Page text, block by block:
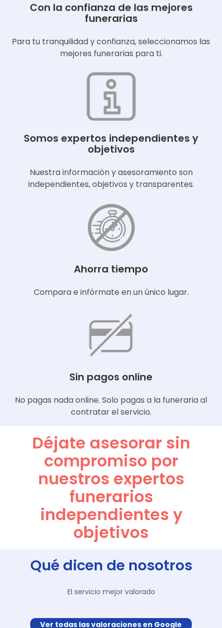
Con la confianza de las mejores
funerarias
Para tu tranquilidad y confianza, seleccionamos las
mejores funerarias para ti.
Somos expertos independientes y
objetivos
Nuestra información y asesoramiento son
independientes, objetivos y transparentes.
Ahorra tiempo
Compara e infórmate en un único lugar.
Sin pagos online
No pagas nada online. Solo pagas a la funeraria al
contratar el servicio.
Déjate asesorar sin
compromiso por
nuestros expertos
funerarios
independientes y
objetivos
Qué dicen de nosotros
El servicio mejor valorado
Ver todas las valoraciones en Google